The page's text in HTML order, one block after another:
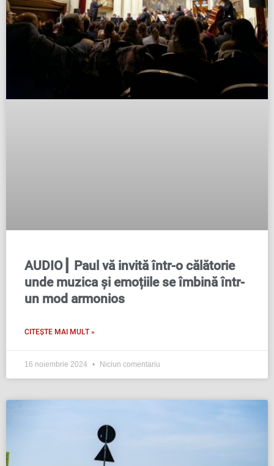
AUDIO┃ Paul vă invită într-o călătorie
unde muzica și emoțiile se îmbină într-
un mod armonios
CITEȘTE MAI MULT »
16 noiembrie 2024 Niciun comentariu